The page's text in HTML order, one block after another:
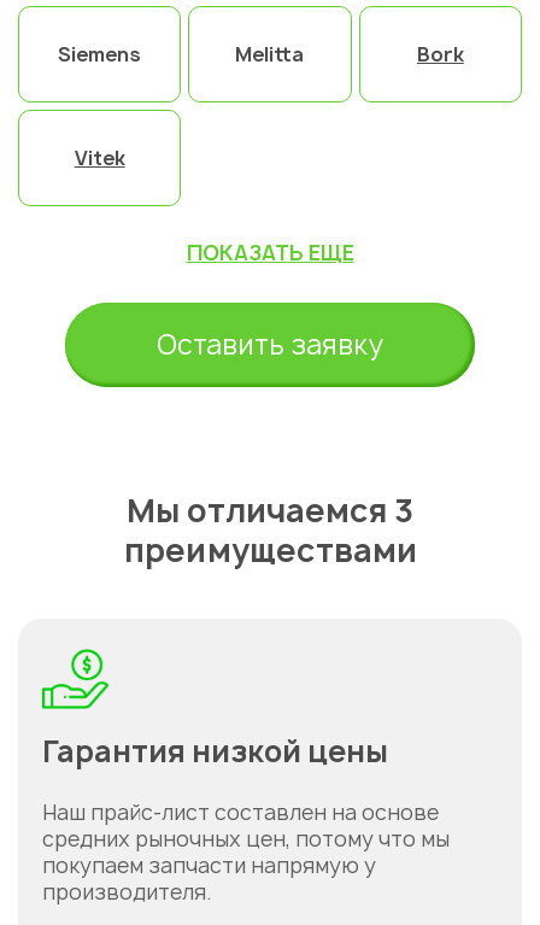
Siemens Melitta Bork
Vitek
ПОКАЗАТЬ ЕЩЕ
Оставить заявку
Мы отличаемся 3
преимуществами
Гарантия низкой цены
Наш прайс-лист составлен на основе
средних рыночных цен, потому что мы
покупаем запчасти напрямую у
производителя.